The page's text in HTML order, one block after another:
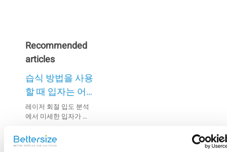
Recommended
articles
습식 방법을 사용
할 때 입자는 어
떻게 분산되나
요?
레이저 회절 입도 분석
에서 미세한 입자가 현
부정확한 결과가 발생
할 수 있습니다. 따라서
건식 방법을 사용
할 때 입자는 어